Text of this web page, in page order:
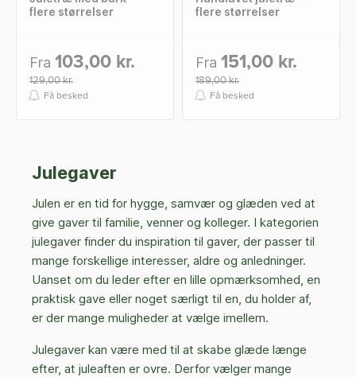
flere størrelser
Fra 103,00 kr.
129,00 kr.
Få besked
flere størrelser
Fra 151,00 kr.
189,00 kr.
Få besked
Julegaver
Julen er en tid for hygge, samvær og glæden ved at
give gaver til familie, venner og kolleger. I kategorien
julegaver finder du inspiration til gaver, der passer til
mange forskellige interesser, aldre og anledninger.
Uanset om du leder efter en lille opmærksomhed, en
praktisk gave eller noget særligt til en, du holder af,
er der mange muligheder at vælge imellem.
Julegaver kan være med til at skabe glæde længe
efter, at juleaften er ovre. Derfor vælger mange